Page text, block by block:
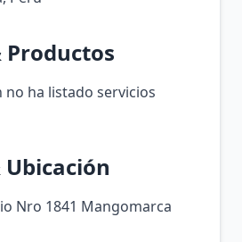
Productos
no ha listado servicios
Nro 1841 Mangomarca